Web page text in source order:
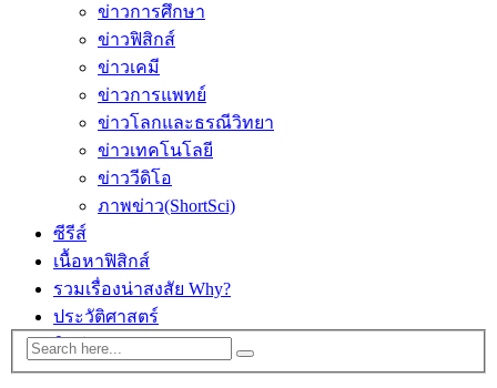
ข่าวการศึกษา
ข่าวฟิสิกส์
ข่าวเคมี
ข่าวการแพทย์
ข่าวโลกและธรณีวิทยา
ข่าวเทคโนโลยี
ข่าววีดิโอ
ภาพข่าว(ShortSci)
ซีรีส์
เนื้อหาฟิสิกส์
รวมเรื่องน่าสงสัย Why?
ประวัติศาสตร์
ติดต่อ